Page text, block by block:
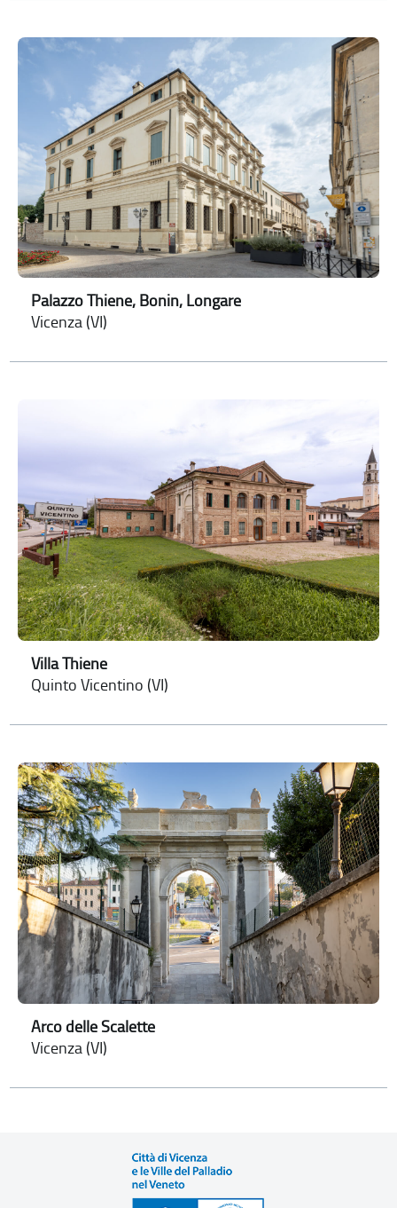
Palazzo Thiene, Bonin, Longare
Vicenza (VI)
Villa Thiene
Quinto Vicentino (VI)
Arco delle Scalette
Vicenza (VI)